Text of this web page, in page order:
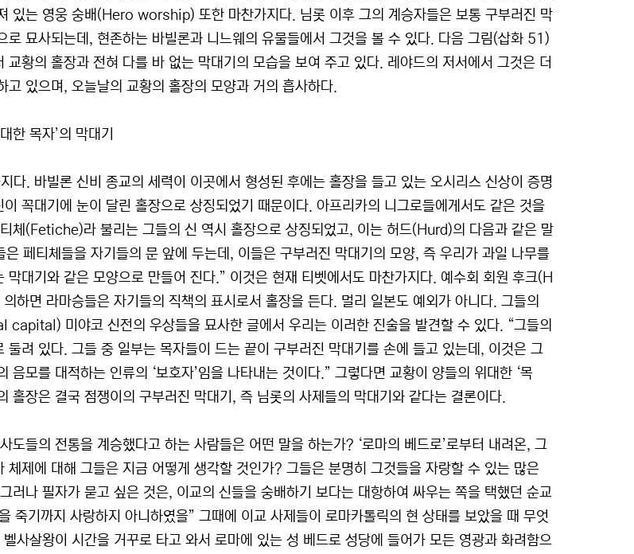
있는 영웅 숭배(Hero worship) 또한 마찬가지다. 님롯 이후 그의 계승자들은 보통 구부러진 막
로 묘사되는데, 현존하는 바빌론과 니느웨의 유물들에서 그것을 볼 수 있다. 다음 그림(삽화 51)
교황의 홀장과 전혀 다를 바 없는 막대기의 모습을 보여 주고 있다. 레야드의 저서에서 그것은 더
고 있으며, 오늘날의 교황의 홀장의 모양과 거의 흡사하다.
한 목자’의 막대기
다. 바빌론 신비 종교의 세력이 이곳에서 형성된 후에는 홀장을 들고 있는 오시리스 신상이 증명
꼭대기에 눈이 달린 홀장으로 상징되었기 때문이다. 아프리카의 니그로들에게서도 같은 것을
체(Fetiche)라 불리는 그들의 신 역시 홀장으로 상징되었고, 이는 허드(Hurd)의 다음과 같은 말
은 페티체들을 자기들의 문 앞에 두는데, 이들은 구부러진 막대기의 모양, 즉 우리가 과일 나무를
막대기와 같은 모양으로 만들어 진다.” 이것은 현재 티벳에서도 마찬가지다. 예수회 회원 후크(H
하면 라마승들은 자기들의 직책의 표시로서 홀장을 든다. 멀리 일본도 예외가 아니다. 그들의
capital) 미야코 신전의 우상들을 묘사한 글에서 우리는 이러한 진술을 발견할 수 있다. “그들의
둘려 있다. 그들 중 일부는 목자들이 드는 끝이 구부러진 막대기를 손에 들고 있는데, 이것은 그
음모를 대적하는 인류의 ‘보호자’임을 나타내는 것이다.” 그렇다면 교황이 양들의 위대한 ‘목
홀장은 결국 점쟁이의 구부러진 막대기, 즉 님롯의 사제들의 막대기와 같다는 결론이다.
도들의 전통을 계승했다고 하는 사람들은 어떤 말을 하는가? ‘로마의 베드로’로부터 내려온, 그
체제에 대해 그들은 지금 어떻게 생각할 것인가? 그들은 분명히 그것들을 자랑할 수 있는 많은
러나 필자가 묻고 싶은 것은, 이교의 신들을 숭배하기 보다는 대항하여 싸우는 쪽을 택했던 순교
죽기까지 사랑하지 아니하였을” 그때에 이교 사제들이 로마카톨릭의 현 상태를 보았을 때 무엇
사살왕이 시간을 거꾸로 타고 와서 로마에 있는 성 베드로 성당에 들어가 모든 영광과 화려함으